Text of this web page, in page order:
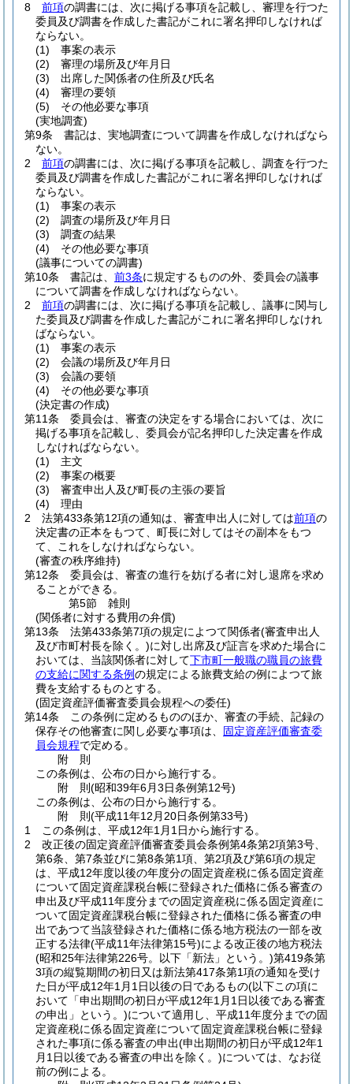
8
前項の調書には、次に掲げる事項を記載し、審理を行つた
委員及び調書を作成した書記がこれに署名押印しなければ
ならない。
(1)
事案の表示
(2)
審理の場所及び年月日
(3)
出席した関係者の住所及び氏名
(4)
審理の要領
(5)
その他必要な事項
(実地調査)
第9条
書記は、実地調査について調書を作成しなければなら
ない。
2
前項の調書には、次に掲げる事項を記載し、調査を行つた
委員及び調書を作成した書記がこれに署名押印しなければ
ならない。
(1)
事案の表示
(2)
調査の場所及び年月日
(3)
調査の結果
(4)
その他必要な事項
(議事についての調書)
第10条
書記は、 前3条に規定するものの外、委員会の議事
について調書を作成しなければならない。
2
前項の調書には、次に掲げる事項を記載し、議事に関与し
た委員及び調書を作成した書記がこれに署名押印しなけれ
ばならない。
(1)
事案の表示
(2)
会議の場所及び年月日
(3)
会議の要領
(4)
その他必要な事項
(決定書の作成)
第11条
委員会は、審査の決定をする場合においては、次に
掲げる事項を記載し、委員会が記名押印した決定書を作成
しなければならない。
(1)
主文
(2)
事案の概要
(3)
審査申出人及び町長の主張の要旨
(4)
理由
2
法第433条第12項の通知は、審査申出人に対しては前項の
決定書の正本をもつて、町長に対してはその副本をもつ
て、これをしなければならない。
(審査の秩序維持)
第12条
委員会は、審査の進行を妨げる者に対し退席を求め
ることができる。
第5節
雑則
(関係者に対する費用の弁償)
第13条
法第433条第7項の規定によつて関係者(審査申出人
及び市町村長を除く。)に対し出席及び証言を求めた場合に
おいては、当該関係者に対して下市町一般職の職員の旅費
の支給に関する条例の規定による旅費支給の例によつて旅
費を支給するものとする。
(固定資産評価審査委員会規程への委任)
第14条
この条例に定めるもののほか、審査の手続、記録の
保存その他審査に関し必要な事項は、 固定資産評価審査委
員会規程で定める。
附 則
この条例は、公布の日から施行する。
附 則(昭和39年6月3日条例第12号)
この条例は、公布の日から施行する。
附 則(平成11年12月20日条例第33号)
1
この条例は、平成12年1月1日から施行する。
2
改正後の固定資産評価審査委員会条例第4条第2項第3号、
第6条、第7条並びに第8条第1項、第2項及び第6項の規定
は、平成12年度以後の年度分の固定資産税に係る固定資産
について固定資産課税台帳に登録された価格に係る審査の
申出及び平成11年度分までの固定資産税に係る固定資産に
ついて固定資産課税台帳に登録された価格に係る審査の申
出であつて当該登録された価格に係る地方税法の一部を改
正する法律(平成11年法律第15号)による改正後の地方税法
(昭和25年法律第226号。以下「新法」という。)第419条第
3項の縦覧期間の初日又は新法第417条第1項の通知を受け
た日が平成12年1月1日以後の日であるもの(以下この項に
おいて「申出期間の初日が平成12年1月1日以後である審査
の申出」という。)について適用し、平成11年度分までの固
定資産税に係る固定資産について固定資産課税台帳に登録
された事項に係る審査の申出(申出期間の初日が平成12年1
月1日以後である審査の申出を除く。)については、なお従
前の例による。